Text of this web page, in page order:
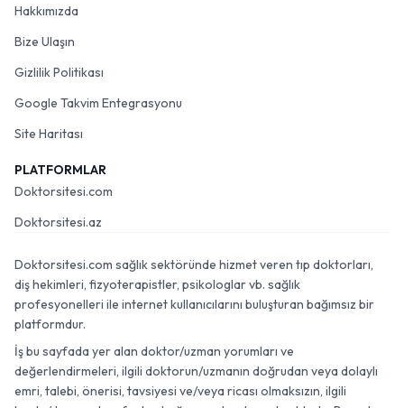
Hakkımızda
Bize Ulaşın
Gizlilik Politikası
Google Takvim Entegrasyonu
Site Haritası
PLATFORMLAR
Doktorsitesi.com
Doktorsitesi.az
Doktorsitesi.com sağlık sektöründe hizmet veren tıp doktorları,
diş hekimleri, fizyoterapistler, psikologlar vb. sağlık
profesyonelleri ile internet kullanıcılarını buluşturan bağımsız bir
platformdur.
İş bu sayfada yer alan doktor/uzman yorumları ve
değerlendirmeleri, ilgili doktorun/uzmanın doğrudan veya dolaylı
emri, talebi, önerisi, tavsiyesi ve/veya ricası olmaksızın, ilgili